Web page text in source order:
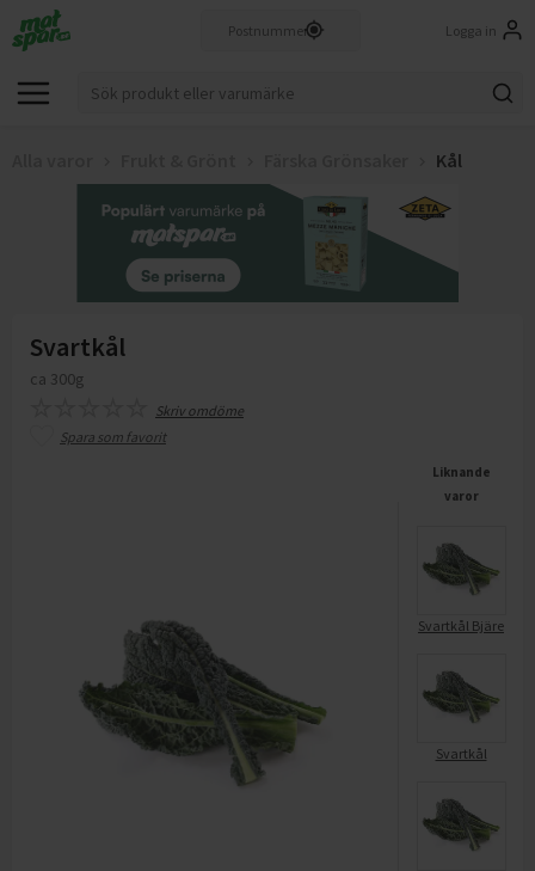
Logga in
Kål
Svartkål
ca 300g
Skriv omdöme
Spara som favorit
Liknande
varor
Svartkål Bjäre
Svartkål